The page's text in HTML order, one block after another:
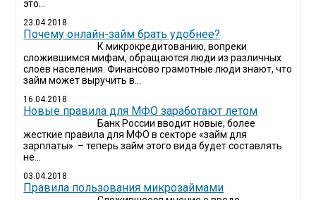
это...
23.04.2018
Почему онлайн-займ брать удобнее?
К микрокредитованию, вопреки
сложившимся мифам, обращаются люди из различных
слоев населения. Финансово грамотные люди знают, что
займ может выручить в...
16.04.2018
Новые правила для МФО заработают летом
Банк России вводит новые, более
жесткие правила для МФО в секторе «займ для
зарплаты» – теперь займ этого вида будет составлять
не...
03.04.2018
​Правила пользования микрозаймами